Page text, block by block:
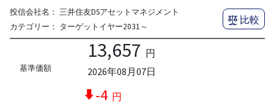
投信会社名： 三井住友DSアセットマネジメント
カテゴリー： ターゲットイヤー2031～
比較
基準価額
13,657 円
2026年08月07日
-4 円